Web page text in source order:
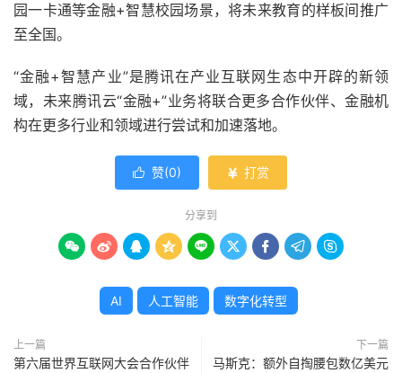
园一卡通等金融+智慧校园场景，将未来教育的样板间推广
至全国。
“金融+智慧产业”是腾讯在产业互联网生态中开辟的新领
域，未来腾讯云“金融+”业务将联合更多合作伙伴、金融机
构在更多行业和领域进行尝试和加速落地。
 赞(0)  打赏
分享到
        
AI 人工智能 数字化转型
上一篇
第六届世界互联网大会合作伙伴
下一篇
马斯克：额外自掏腰包数亿美元